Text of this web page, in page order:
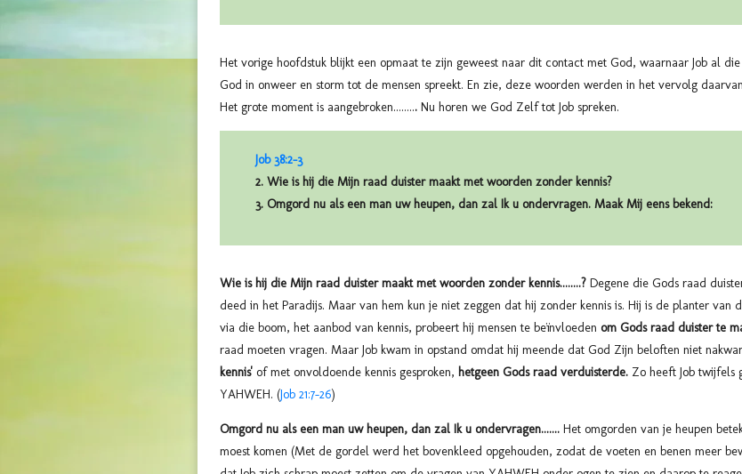
Het vorige hoofdstuk blijkt een opmaat te zijn geweest naar dit contact met God, waarnaar Job al
God in onweer en storm tot de mensen spreekt. En zie, deze woorden werden in het vervolg
Het grote moment is aangebroken......... Nu horen we God Zelf tot Job spreken.
Job 38:2-3
2. Wie is hij die Mijn raad duister maakt met woorden zonder kennis?
3. Omgord nu als een man uw heupen, dan zal Ik u ondervragen. Maak Mij eens bekend:
Wie is hij die Mijn raad duister maakt met woorden zonder kennis........? Degene die Gods raad
deed in het Paradijs. Maar van hem kun je niet zeggen dat hij zonder kennis is. Hij is de planter van
via die boom, het aanbod van kennis, probeert hij mensen te beïnvloeden om Gods raad duister te
raad moeten vragen. Maar Job kwam in opstand omdat hij meende dat God Zijn beloften niet
kennis' of met onvoldoende kennis gesproken, hetgeen Gods raad verduisterde. Zo heeft Job twijfels
YAHWEH. (Job 21:7-26)
Omgord nu als een man uw heupen, dan zal Ik u ondervragen....... Het omgorden van je heupen
moest komen (Met de gordel werd het bovenkleed opgehouden, zodat de voeten en benen meer